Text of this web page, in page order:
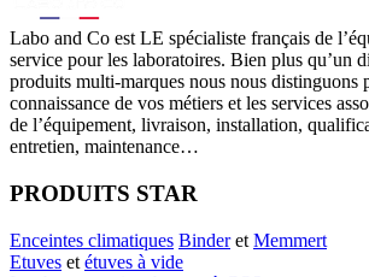
Labo and Co est LE spécialiste français de
service pour les laboratoires. Bien plus qu’un
produits multi-marques nous nous distinguons
connaissance de vos métiers et les services
de l’équipement, livraison, installation,
entretien, maintenance…
PRODUITS STAR
Enceintes climatiques Binderet Memmert
Etuves et étuves à vide